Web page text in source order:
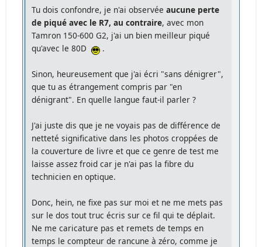
Tu dois confondre, je n'ai observéeaucune perte
de piqué avec le R7, au contraire, avec mon
Tamron 150-600 G2, j'ai un bien meilleur piqué
qu'avec le 80D
.
Sinon, heureusement que j'ai écri "sans dénigrer",
que tu as étrangement compris par "en
dénigrant". En quelle langue faut-il parler ?
J'ai juste dis que je ne voyais pas de différence de
netteté significative dans les photos croppées de
la couverture de livre et que ce genre de test me
laisse assez froid car je n'ai pas la fibre du
technicien en optique.
Donc, hein, ne fixe pas sur moi et ne me mets pas
sur le dos tout truc écris sur ce fil qui te déplait.
Ne me caricature pas et remets de temps en
temps le compteur de rancune à zéro, comme je